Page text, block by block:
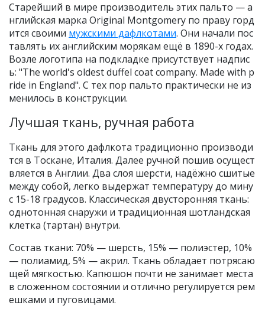
Старейший в мире производитель этих пальто — а
нглийская марка Original Montgomery по праву горд
ится своими мужскими дафлкотами. Они начали пос
тавлять их английским морякам ещё в 1890-х годах.
Возле логотипа на подкладке присутствует надпис
ь: "The world's oldest duffel coat company. Made with p
ride in England". С тех пор пальто практически не из
менилось в конструкции.
Лучшая ткань, ручная работа
Ткань для этого дафлкота традиционно производи
тся в Тоскане, Италия. Далее ручной пошив осущест
вляется в Англии. Два слоя шерсти, надёжно сшитые
между собой, легко выдержат температуру до мину
с 15-18 градусов. Классическая двусторонняя ткань:
однотонная снаружи и традиционная шотландская
клетка (тартан) внутри.
Состав ткани: 70% — шерсть, 15% — полиэстер, 10%
— полиамид, 5% — акрил. Ткань обладает потрясаю
щей мягкостью. Капюшон почти не занимает места
в сложенном состоянии и отлично регулируется рем
ешками и пуговицами.